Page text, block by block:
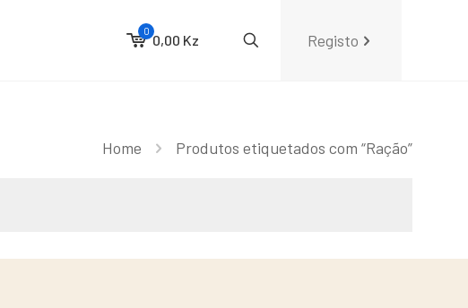
0
0,00 Kz Registo
Home Produtos etiquetados com “Ração”